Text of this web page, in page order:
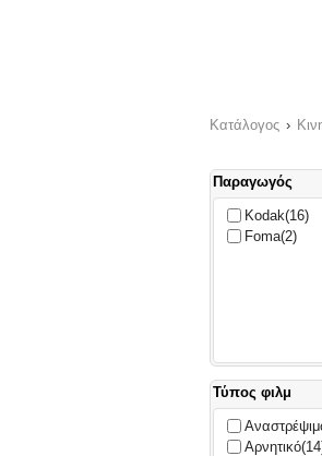
Κατάλογος ›
Παραγωγός
Kodak(16)
Foma(2)
Τύπος φιλμ
Αρνητικό